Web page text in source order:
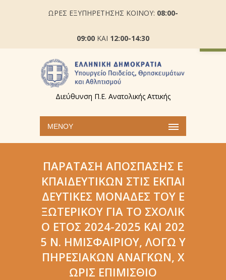
ΩΡΕΣ ΕΞΥΠΗΡΕΤΗΣΗΣ ΚΟΙΝΟΥ: 08:00-
09:00 ΚΑΙ 12:00-14:30
Διεύθυνση Π.Ε. Ανατολικής Αττικής
ΜΕΝΟΎ
ΠΑΡΆΤΑΣΗ ΑΠΌΣΠΑΣΗΣ Ε
ΚΠΑΙΔΕΥΤΙΚΏΝ ΣΤΙΣ ΕΚΠΑΙ
ΔΕΥΤΙΚΈΣ ΜΟΝΆΔΕΣ ΤΟΥ Ε
ΞΩΤΕΡΙΚΟΎ ΓΙΑ ΤΟ ΣΧΟΛΙΚ
Ό ΈΤΟΣ 2024-2025 ΚΑΙ 202
5 Ν. ΗΜΙΣΦΑΙΡΊΟΥ, ΛΌΓΩ Υ
ΠΗΡΕΣΙΑΚΏΝ ΑΝΑΓΚΏΝ, Χ
ΩΡΊΣ ΕΠΙΜΊΣΘΙΟ